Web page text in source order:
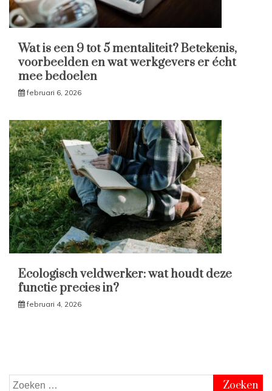
Wat is een 9 tot 5 mentaliteit? Betekenis,
voorbeelden en wat werkgevers er écht
mee bedoelen
februari 6, 2026
Ecologisch veldwerker: wat houdt deze
functie precies in?
februari 4, 2026
Zoeken